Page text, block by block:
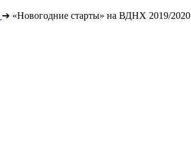
➔ «Новогодние старты» на ВДНХ 2019/2020